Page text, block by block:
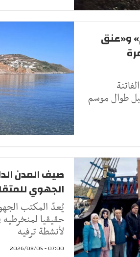
و«عنق
طوال موسم
صيف المدن
الجهوي
يُعدّ المكتب
حقيقيا
لأنشطة ترفيه
07:00 - 2026/08/05